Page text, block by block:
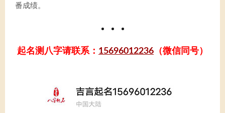
番成绩。
起名测八字请联系： 15696012236 （微信同号）